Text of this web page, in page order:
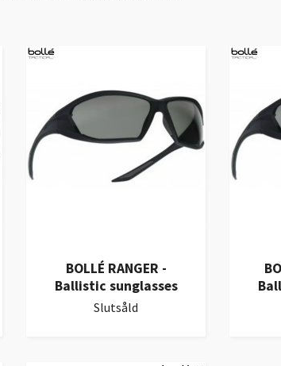
BOLLÉ RANGER -
Ballistic sunglasses
Slutsåld